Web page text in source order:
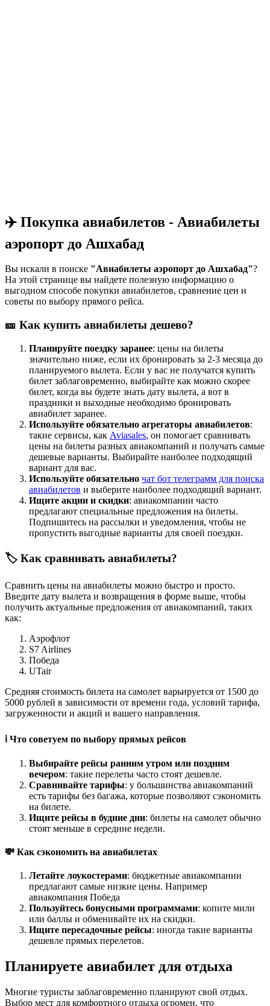
✈️ Покупка авиабилетов - Авиабилеты
аэропорт до Ашхабад
Вы искали в поиске "Авиабилеты аэропорт до Ашхабад"?
На этой странице вы найдете полезную информацию о
выгодном способе покупки авиабилетов, сравнение цен и
советы по выбору прямого рейса.
🎫 Как купить авиабилеты дешево?
Планируйте поездку заранее: цены на билеты
значительно ниже, если их бронировать за 2-3 месяца до
планируемого вылета. Если у вас не получатся купить
билет заблаговременно, выбирайте как можно скорее
билет, когда вы будете знать дату вылета, а вот в
праздники и выходные необходимо бронировать
авиабилет заранее.
Используйте обязательно агрегаторы авиабилетов:
такие сервисы, как Aviasales, он помогает сравнивать
цены на билеты разных авиакомпаний и получать самые
дешевые варианты. Выбирайте наиболее подходящий
вариант для вас.
Используйте обязательно чат бот телеграмм для поиска
авиабилетов и выберите наиболее подходящий вариант.
Ищите акции и скидки: авиакомпании часто
предлагают специальные предложения на билеты.
Подпишитесь на рассылки и уведомления, чтобы не
пропустить выгодные варианты для своей поездки.
🏷️ Как сравнивать авиабилеты?
Сравнить цены на авиабилеты можно быстро и просто.
Введите дату вылета и возвращения в форме выше, чтобы
получить актуальные предложения от авиакомпаний, таких
как:
Аэрофлот
S7 Airlines
Победа
UTair
Средняя стоимость билета на самолет варьируется от 1500 до
5000 рублей в зависимости от времени года, условий тарифа,
загруженности и акций и вашего направления.
ℹ️ Что советуем по выбору прямых рейсов
Выбирайте рейсы ранним утром или поздним
вечером: такие перелеты часто стоят дешевле.
Сравнивайте тарифы: у большинства авиакомпаний
есть тарифы без багажа, которые позволяют сэкономить
на билете.
Ищите рейсы в будние дни: билеты на самолет обычно
стоят меньше в середине недели.
💸 Как сэкономить на авиабилетах
Летайте лоукостерами: бюджетные авиакомпании
предлагают самые низкие цены. Например
авиакомпания Победа
Пользуйтесь бонусными программами: копите мили
или баллы и обменивайте их на скидки.
Ищите пересадочные рейсы: иногда такие варианты
дешевле прямых перелетов.
Планируете авиабилет для отдыха
Многие туристы заблаговременно планируют свой отдых.
Выбор мест для комфортного отдыха огромен, что